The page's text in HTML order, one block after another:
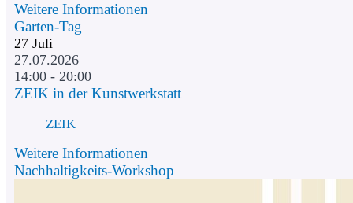
Weitere Informationen
Garten-Tag
27 Juli
27.07.2026
14:00 - 20:00
ZEIK in der Kunstwerkstatt
ZEIK
Weitere Informationen
Nachhaltigkeits-Workshop